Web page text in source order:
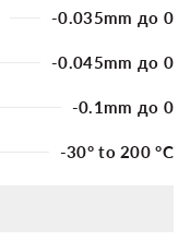
-0.035mm до 0
-0.045mm до 0
-0.1mm до 0
-30° to 200 °C